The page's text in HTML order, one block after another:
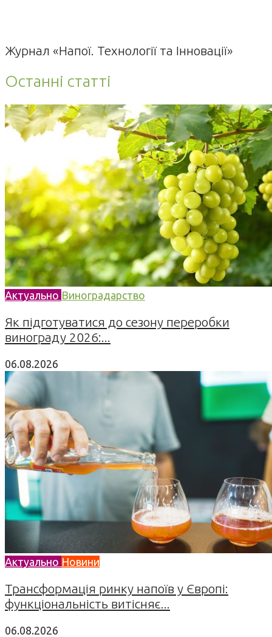
Журнал «Напої. Технології та Інновації»
Останні статті
Актуально Виноградарство
Як підготуватися до сезону переробки
винограду 2026:...
06.08.2026
Актуально Новини
Трансформація ринку напоїв у Європі:
функціональність витісняє...
06.08.2026